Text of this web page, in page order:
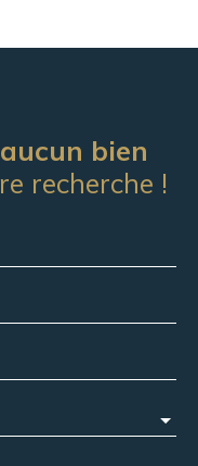
bien
recherche !